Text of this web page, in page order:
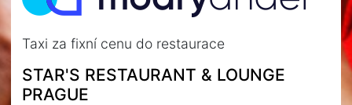
Taxi za fixní cenu do restaurace
STAR'S RESTAURANT & LOUNGE
PRAGUE